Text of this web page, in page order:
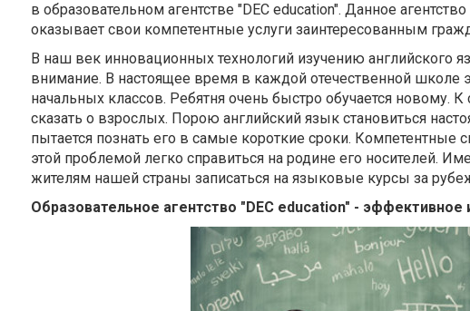
в образовательном агентстве "DEC education". Данное
оказывает свои компетентные услуги заинтересованным
В наш век инновационных технологий изучению английского
внимание. В настоящее время в каждой отечественной школе
начальных классов. Ребятня очень быстро обучается новому.
сказать о взрослых. Порою английский язык становиться
пытается познать его в самые короткие сроки. Компетентные
этой проблемой легко справиться на родине его носителей.
жителям нашей страны записаться на языковые курсы за
Образовательное агентство "DEC education" -